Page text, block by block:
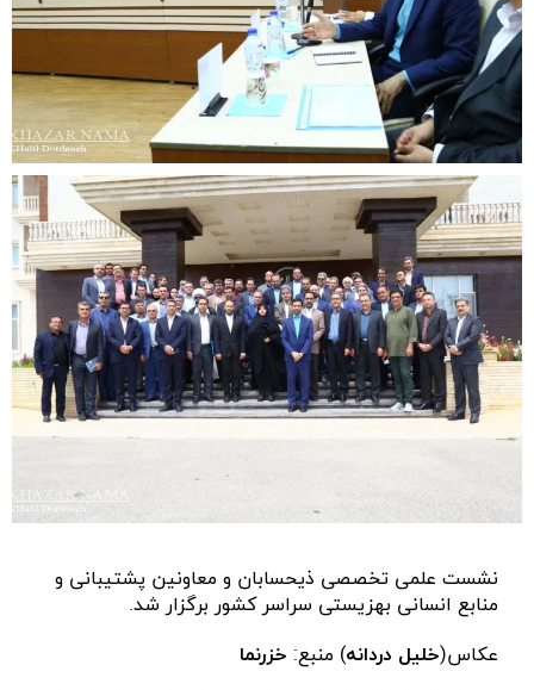
نشست علمی تخصصی ذیحسابان و معاونین پشتیبانی و
منابع انسانی بهزیستی سراسر کشور برگزار شد.
عکاس(خلیل دردانه) منبع: خزرنما